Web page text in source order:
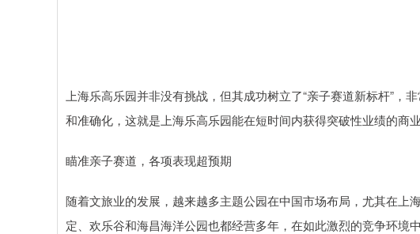
上海乐高乐园并非没有挑战，但其成功树立了“亲子赛道新标杆”
和准确化，这就是上海乐高乐园能在短时间内获得突破性业绩的商业
瞄准亲子赛道，各项表现超预期
随着文旅业的发展，越来越多主题公园在中国市场布局，尤其在上
定、欢乐谷和海昌海洋公园也都经营多年，在如此激烈的竞争环境